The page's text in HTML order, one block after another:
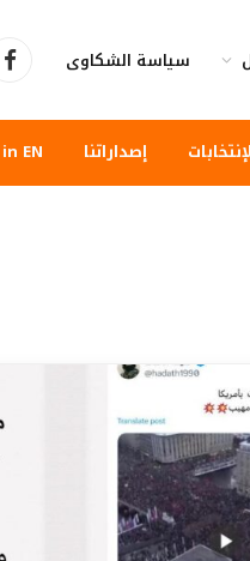
سياسة الشكاوى
إصداراتنا EN